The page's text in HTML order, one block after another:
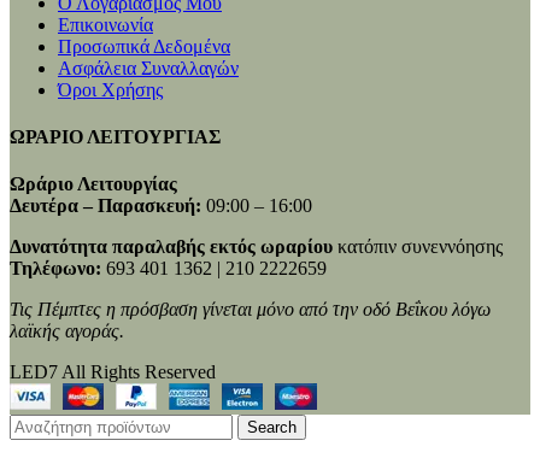
Επικοινωνία
Προσωπικά Δεδομένα
Ασφάλεια Συναλλαγών
Όροι Χρήσης
ΩΡΑΡΙΟ ΛΕΙΤΟΥΡΓΙΑΣ
Ωράριο Λειτουργίας
Δευτέρα – Παρασκευή: 09:00 – 16:00
Δυνατότητα παραλαβής εκτός ωραρίου κατόπιν συνεννόησης
Τηλέφωνο: 693 401 1362 | 210 2222659
Τις Πέμπτες η πρόσβαση γίνεται μόνο από την οδό Βεΐκου λόγω
λαϊκής αγοράς.
LED7 All Rights Reserved
Search